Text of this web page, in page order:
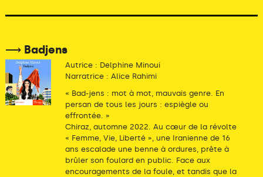
⟶ Badjens
Autrice : Delphine Minoui
Narratrice : Alice Rahimi
« Bad-jens : mot à mot, mauvais genre. En
persan de tous les jours : espiègle ou
effrontée. »
Chiraz, automne 2022. Au cœur de la révolte
« Femme, Vie, Liberté », une Iranienne de 16
ans escalade une benne à ordures, prête à
brûler son foulard en public. Face aux
encouragements de la foule, et tandis que la